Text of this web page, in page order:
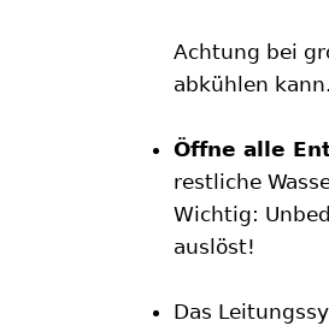
Achtung bei
abkühlen kann.
Öffne alle
restliche
Wichtig:
auslöst!
Das